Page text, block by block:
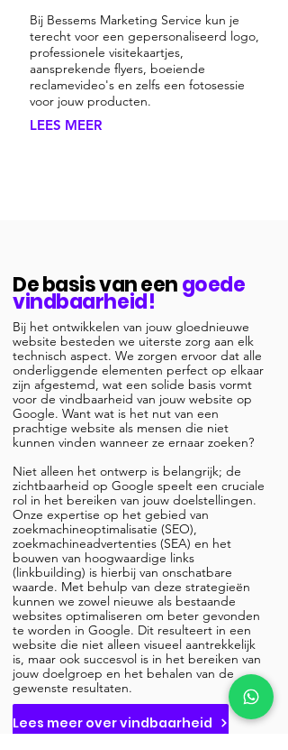
Bij Bessems Marketing Service kun je
terecht voor een gepersonaliseerd logo,
professionele visitekaartjes,
aansprekende flyers, boeiende
reclamevideo's en zelfs een fotosessie
voor jouw producten.
LEES MEER
De basis van eengoede
vindbaarheid!
Bij het ontwikkelen van jouw gloednieuwe
website besteden we uiterste zorg aan elk
technisch aspect. We zorgen ervoor dat alle
onderliggende elementen perfect op elkaar
zijn afgestemd, wat een solide basis vormt
voor de vindbaarheid van jouw website op
Google. Want wat is het nut van een
prachtige website als mensen die niet
kunnen vinden wanneer ze ernaar zoeken?
Niet alleen het ontwerp is belangrijk; de
zichtbaarheid op Google speelt een cruciale
rol in het bereiken van jouw doelstellingen.
Onze expertise op het gebied van
zoekmachineoptimalisatie (SEO),
zoekmachineadvertenties (SEA) en het
bouwen van hoogwaardige links
(linkbuilding) is hierbij van onschatbare
waarde. Met behulp van deze strategieën
kunnen we zowel nieuwe als bestaande
websites optimaliseren om beter gevonden
te worden in Google. Dit resulteert in een
website die niet alleen visueel aantrekkelijk
is, maar ook succesvol is in het bereiken van
jouw doelgroep en het behalen van de
gewenste resultaten.
Lees meer over vindbaarheid